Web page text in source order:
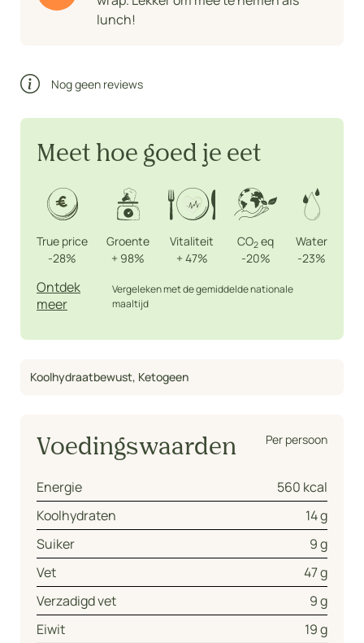
lunch!
Nog geen reviews
Meet hoe goed je eet
True price
-28%
Groente
+ 98%
Vitaliteit
+ 47%
CO2 eq
-20%
Water
-23%
Ontdek
meer
Vergeleken met de gemiddelde nationale
maaltijd
Koolhydraatbewust, Ketogeen
Voedingswaarden Per persoon
Energie
560 kcal
Koolhydraten
14 g
Suiker
9 g
Vet
47 g
Verzadigd vet
9 g
Eiwit
19 g